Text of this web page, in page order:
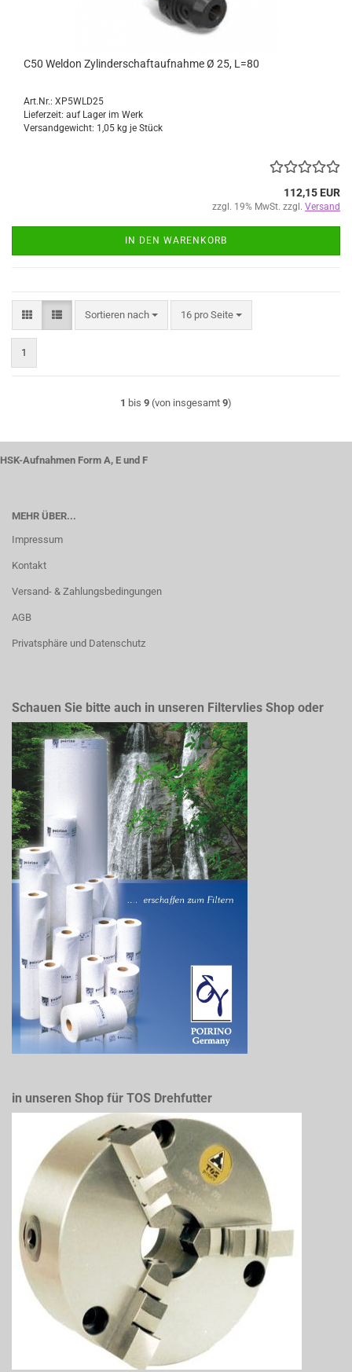
C50 Weldon Zylinderschaftaufnahme Ø 25, L=80
Art.Nr.: XP5WLD25
Lieferzeit: auf Lager im Werk
Versandgewicht: 1,05 kg je Stück
112,15 EUR
zzgl. 19% MwSt. zzgl. Versand
IN DEN WARENKORB
Sortieren nach
Sortieren nach 16 pro Seite
pro Seite
1
1 bis 9 (von insgesamt 9)
HSK-Aufnahmen Form A, E und F
MEHR ÜBER...
Impressum
Kontakt
Versand- & Zahlungsbedingungen
AGB
Privatsphäre und Datenschutz
Schauen Sie bitte auch in unseren Filtervlies Shop oder
in unseren Shop für TOS Drehfutter